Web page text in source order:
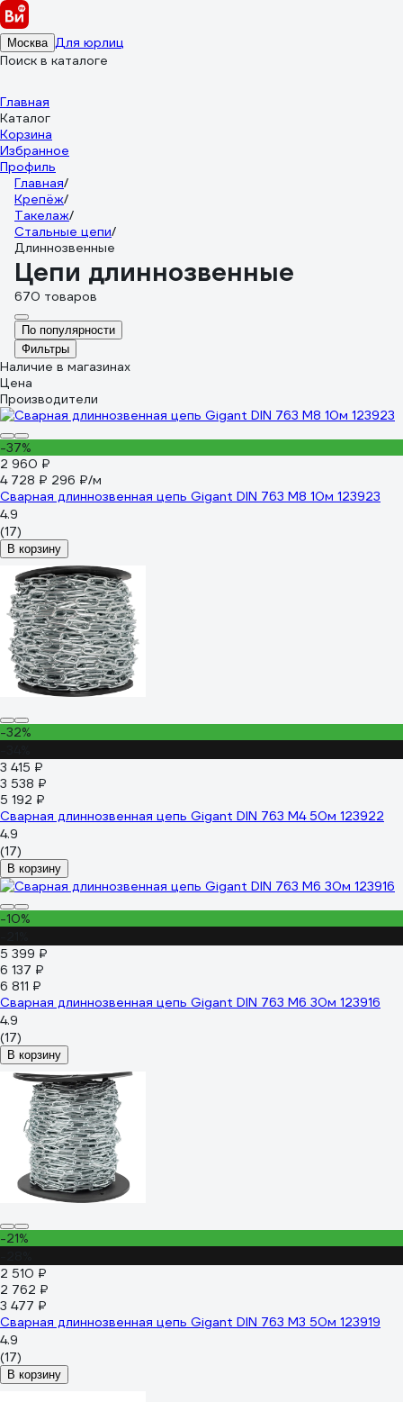
Москва Для юрлиц
Поиск в каталоге
Главная
Каталог
Корзина
Избранное
Профиль
Главная/
Крепёж/
Такелаж/
Стальные цепи/
Длиннозвенные
Цепи длиннозвенные
670 товаров
По популярности
Фильтры
Наличие в магазинах
Цена
Производители
-37%
2 960 ₽
4 728 ₽ 296 ₽/м
Сварная длиннозвенная цепь Gigant DIN 763 M8 10м 123923
4.9
(17)
В корзину
-32%
3 415 ₽
3 538 ₽
5 192 ₽
Сварная длиннозвенная цепь Gigant DIN 763 M4 50м 123922
4.9
(17)
В корзину
-10%
5 399 ₽
6 137 ₽
6 811 ₽
Сварная длиннозвенная цепь Gigant DIN 763 M6 30м 123916
4.9
(17)
В корзину
-21%
2 510 ₽
2 762 ₽
3 477 ₽
Сварная длиннозвенная цепь Gigant DIN 763 M3 50м 123919
4.9
(17)
В корзину